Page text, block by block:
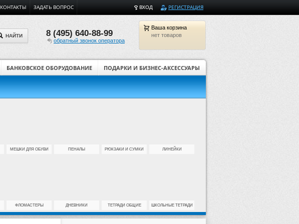
ВХОД РЕГИСТРАЦИЯ
КОНТАКТЫ ЗАДАТЬ ВОПРОС
Ваша корзина
нет товаров
8 (495) 640-88-99
обратный звонок оператора
НАЙТИ
БАНКОВСКОЕ ОБОРУДОВАНИЕ ПОДАРКИ И БИЗНЕС-АКСЕССУАРЫ
МЕШКИ ДЛЯ ОБУВИ ПЕНАЛЫ РЮКЗАКИ И СУМКИ ЛИНЕЙКИ
ФЛОМАСТЕРЫ ДНЕВНИКИ ТЕТРАДИ ОБЩИЕ ШКОЛЬНЫЕ ТЕТРАДИ